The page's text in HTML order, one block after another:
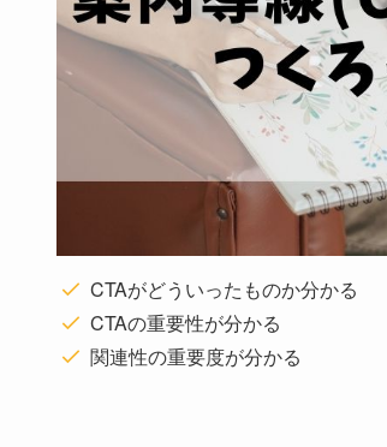
CTAがどういったものか分かる
CTAの重要性が分かる
関連性の重要度が分かる